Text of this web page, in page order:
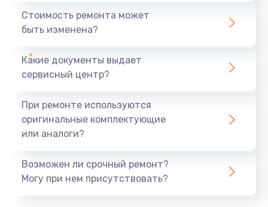
480 руб.
Чистка оптической системы
Не включается
Заказать
Стоимость ремонта может
быть изменена?
Какие документы выдает
сервисный центр?
При ремонте используются
оригинальные комплектующие
или аналоги?
Возможен ли срочный ремонт?
Могу при нем присутствовать?